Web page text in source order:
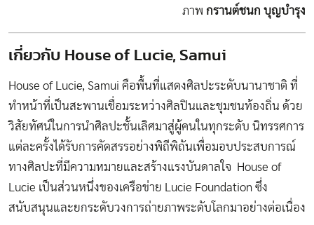
ภาพ กรานต์ชนก บุญบำรุง
เกี่ยวกับ House of Lucie, Samui
House of Lucie, Samui คือพื้นที่แสดงศิลปะระดับนานาชาติ ที่
ทำหน้าที่เป็นสะพานเชื่อมระหว่างศิลปินและชุมชนท้องถิ่น ด้วย
วิสัยทัศน์ในการนำศิลปะชั้นเลิศมาสู่ผู้คนในทุกระดับ นิทรรศการ
แต่ละครั้งได้รับการคัดสรรอย่างพิถีพิถันเพื่อมอบประสบการณ์
ทางศิลปะที่มีความหมายและสร้างแรงบันดาลใจ House of
Lucie เป็นส่วนหนึ่งของเครือข่าย Lucie Foundation ซึ่ง
สนับสนุนและยกระดับวงการถ่ายภาพระดับโลกมาอย่างต่อเนื่อง